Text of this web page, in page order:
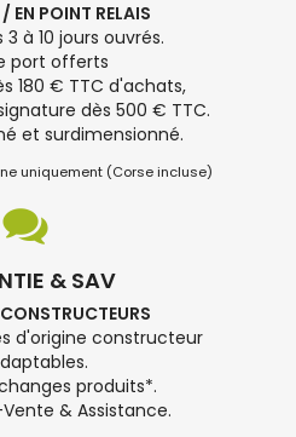
EN POINT RELAIS
à 10 jours ouvrés.
port offerts
180 € TTC d'achats,
dès 500 € TTC.
et surdimensionné.
uniquement (Corse incluse)
& SAV
d'origine constructeur
produits*.
& Assistance.